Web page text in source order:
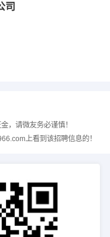
司
，请微友务必谨慎！
上看到该招聘信息的！